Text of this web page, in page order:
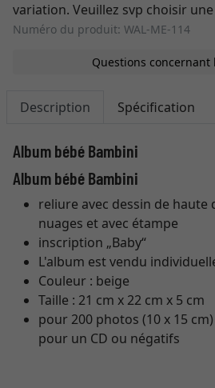
variation. Veuillez svp choisir
Numéro du produit: WAL-ME-114
Questions
Description Spécification
Album bébé Bambini
Album bébé Bambini
reliure avec dessin de haute
nuages et avec étampe
inscription „Baby“
L'album est vendu
Couleur : beige
Taille : 21 cm x 22 cm x 5 cm
pour 200 photos (10 x 15
pour un CD ou négatifs